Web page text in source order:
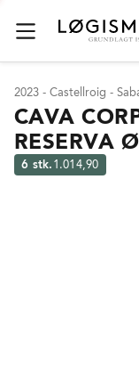
2023 - Castellroig -
CAVA
RESERVA
6 stk. 1.014,90